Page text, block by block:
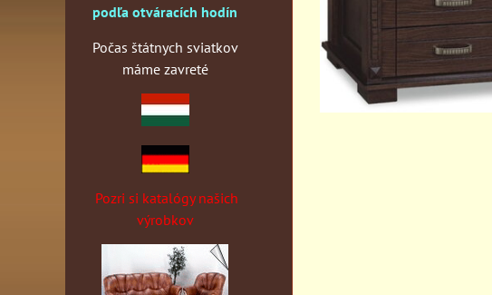
podľa otváracích hodín
Počas štátnych sviatkov
máme zavreté
Pozri si katalógy našich
výrobkov